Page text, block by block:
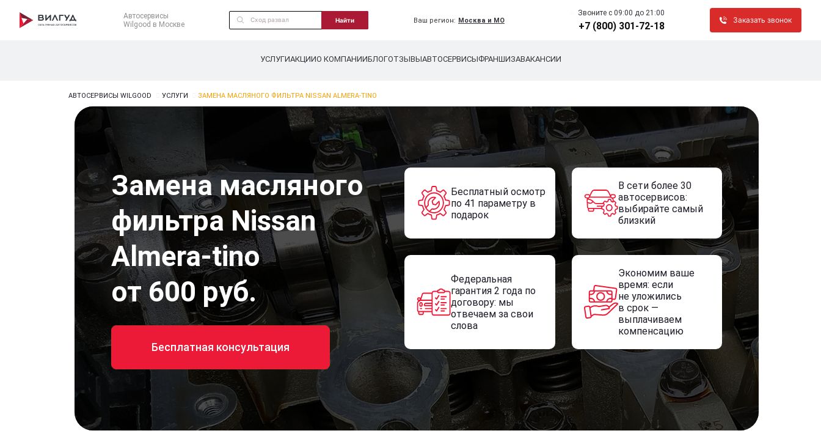
Автосервисы
Wilgood в Москве
Найти Ваш регион: Москва и МО
Звоните c 09:00 до 21:00
+7 (800) 301-72-18
Заказать звонок
УСЛУГИАКЦИИО КОМПАНИИБЛОГОТЗЫВЫАВТОСЕРВИСЫФРАНШИЗАВАКАНСИИ
АВТОСЕРВИСЫ WILGOOD УСЛУГИ ЗАМЕНА МАСЛЯНОГО ФИЛЬТРА NISSAN ALMERA-TINO
Замена масляного
фильтра Nissan
Almera-tino
от 600 руб.
Бесплатная консультация
Бесплатный осмотр
по 41 параметру в
подарок
В сети более 30
автосервисов:
выбирайте самый
близкий
Федеральная
гарантия 2 года по
договору: мы
отвечаем за свои
слова
Экономим ваше
время: если
не уложились
в срок —
выплачиваем
компенсацию